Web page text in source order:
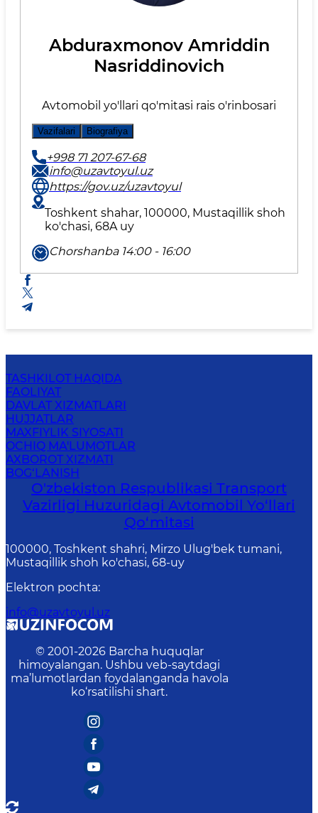
Abduraxmonov Amriddin
Nasriddinovich
Avtomobil yo'llari qo'mitasi rais o'rinbosari
Vazifalari Biografiya
+998 71 207-67-68
info@uzavtoyul.uz
https://gov.uz/uzavtoyul
Toshkent shahar, 100000, Mustaqillik shoh
ko'chasi, 68A uy
Chorshanba 14:00 - 16:00
TASHKILOT HAQIDA
FAOLIYAT
DAVLAT XIZMATLARI
HUJJATLAR
MAXFIYLIK SIYOSATI
OCHIQ MA'LUMOTLAR
AXBOROT XIZMATI
BOG‘LANISH
O'zbekiston Respublikasi Transport
Vazirligi Huzuridagi Avtomobil Yo‘llari
Qo‘mitasi
100000, Toshkent shahri, Mirzo Ulug'bek tumani,
Mustaqillik shoh ko'chasi, 68-uy
Elektron pochta:
info@uzavtoyul.uz
© 2001-2026 Barcha huquqlar
himoyalangan. Ushbu veb-saytdagi
ma’lumotlardan foydalanganda havola
ko‘rsatilishi shart.